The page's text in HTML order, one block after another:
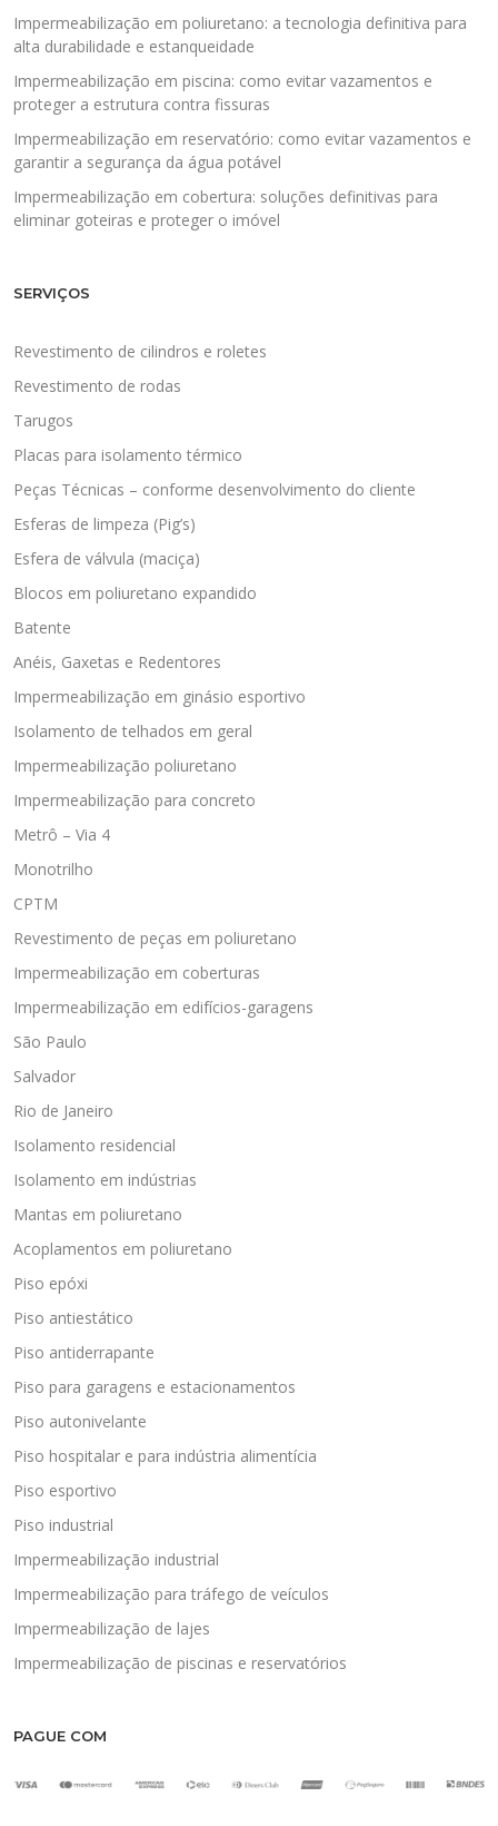
Impermeabilização em poliuretano: a tecnologia definitiva para
alta durabilidade e estanqueidade
Impermeabilização em piscina: como evitar vazamentos e
proteger a estrutura contra fissuras
Impermeabilização em reservatório: como evitar vazamentos e
garantir a segurança da água potável
Impermeabilização em cobertura: soluções definitivas para
eliminar goteiras e proteger o imóvel
SERVIÇOS
Revestimento de cilindros e roletes
Revestimento de rodas
Tarugos
Placas para isolamento térmico
Peças Técnicas – conforme desenvolvimento do cliente
Esferas de limpeza (Pig’s)
Esfera de válvula (maciça)
Blocos em poliuretano expandido
Batente
Anéis, Gaxetas e Redentores
Impermeabilização em ginásio esportivo
Isolamento de telhados em geral
Impermeabilização poliuretano
Impermeabilização para concreto
Metrô – Via 4
Monotrilho
CPTM
Revestimento de peças em poliuretano
Impermeabilização em coberturas
Impermeabilização em edifícios-garagens
São Paulo
Salvador
Rio de Janeiro
Isolamento residencial
Isolamento em indústrias
Mantas em poliuretano
Acoplamentos em poliuretano
Piso epóxi
Piso antiestático
Piso antiderrapante
Piso para garagens e estacionamentos
Piso autonivelante
Piso hospitalar e para indústria alimentícia
Piso esportivo
Piso industrial
Impermeabilização industrial
Impermeabilização para tráfego de veículos
Impermeabilização de lajes
Impermeabilização de piscinas e reservatórios
PAGUE COM